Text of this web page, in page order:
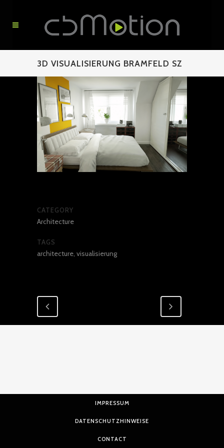
3D VISUALISIERUNG BRAMFELD SZ
CATEGORY
Architecture
TAGS
architecture, visualisierung
IMPRESSUM
DATENSCHUTZHINWEISE
CONTACT